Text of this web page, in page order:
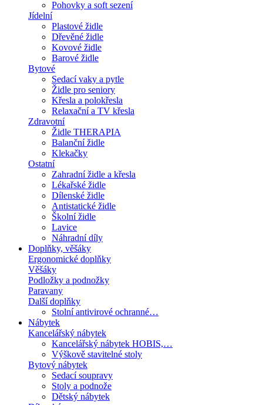
Pohovky a soft sezení
Jídelní
Plastové židle
Dřevěné židle
Kovové židle
Barové židle
Bytové
Sedací vaky a pytle
Židle pro seniory
Křesla a polokřesla
Relaxační a TV křesla
Zdravotní
Židle THERAPIA
Balanční židle
Klekačky
Ostatní
Zahradní židle a křesla
Lékařské židle
Dílenské židle
Antistatické židle
Školní židle
Lavice
Náhradní díly
Doplňky, věšáky
Ergonomické doplňky
Věšáky
Podložky a podnožky
Paravany
Další doplňky
Stolní antivirové ochranné…
Nábytek
Kancelářský nábytek
Kancelářský nábytek HOBIS,…
Výškově stavitelné stoly
Bytový nábytek
Sedací soupravy
Stoly a podnože
Dětský nábytek